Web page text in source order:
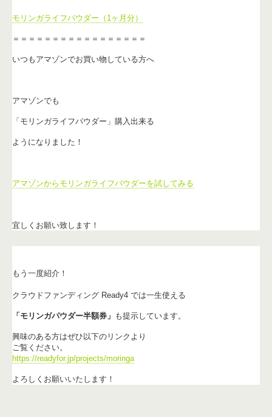
モリンガライフパウダー（1ヶ月分）
＝＝＝＝＝＝＝＝＝＝＝＝＝＝＝＝＝
いつもアマゾンでお買い物している方へ
アマゾンでも
「モリンガライフパウダー」購入出来る
ようになりました！
アマゾンからモリンガライフパウダーを試してみる
宜しくお願い致します！
もう一度紹介！
クラウドファンディング Ready4 では一生使える
「モリンガパウダー半額券」 も提示しています。
興味のある方はぜひ以下のリンクより
ご覧ください。
https://readyfor.jp/projects/moringa
よろしくお願いいたします！